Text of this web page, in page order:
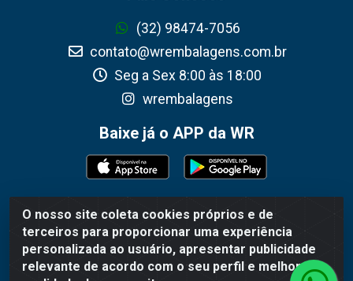
O nosso site coleta cookies próprios e de
terceiros para proporcionar uma experiência
personalizada ao usuário, apresentar publicidade
relevante de acordo com o seu perfil e melhorar a
(32) 98474-7056
contato@wrembalagens.com.br
Seg a Sex 8:00 às 18:00
wrembalagens
Baixe já o APP da WR
WR Embalagens - R. Cel. Teodoro Gomes de Araújo, 1360 -
Grogotó - Barbacena / MG - CEP 36202-628 - CNPJ
02.692.206/0001-55